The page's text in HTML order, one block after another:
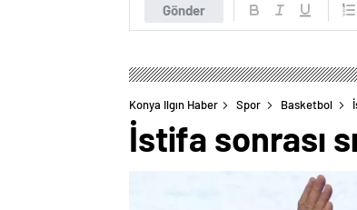
Gönder
Konya Ilgın Haber Spor Basketbol
İstifa sonrası